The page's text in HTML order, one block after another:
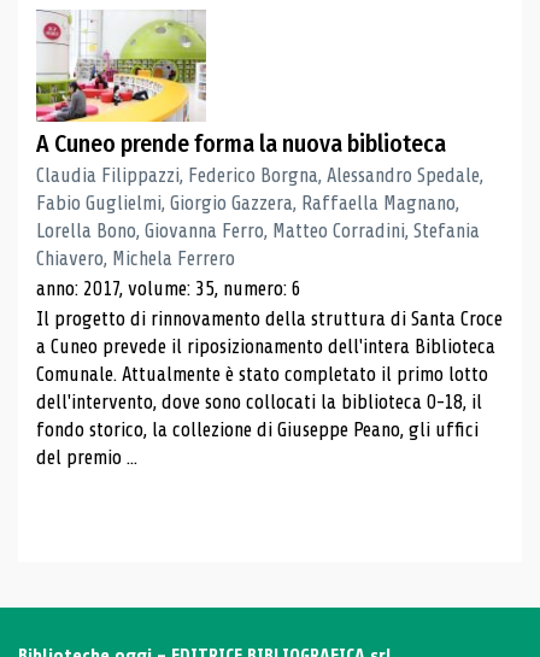
A Cuneo prende forma la nuova biblioteca
Claudia Filippazzi, Federico Borgna, Alessandro Spedale,
Fabio Guglielmi, Giorgio Gazzera, Raffaella Magnano,
Lorella Bono, Giovanna Ferro, Matteo Corradini, Stefania
Chiavero, Michela Ferrero
anno: 2017, volume: 35, numero: 6
Il progetto di rinnovamento della struttura di Santa Croce
a Cuneo prevede il riposizionamento dell'intera Biblioteca
Comunale. Attualmente è stato completato il primo lotto
dell'intervento, dove sono collocati la biblioteca 0-18, il
fondo storico, la collezione di Giuseppe Peano, gli uffici
del premio ...